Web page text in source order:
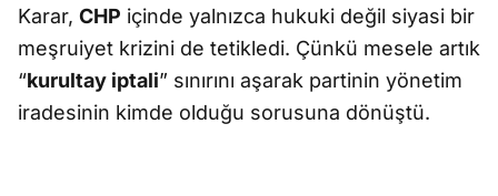
Karar, CHP içinde yalnızca hukuki değil siyasi bir
meşruiyet krizini de tetikledi. Çünkü mesele artık
“kurultay iptali” sınırını aşarak partinin yönetim
iradesinin kimde olduğu sorusuna dönüştü.